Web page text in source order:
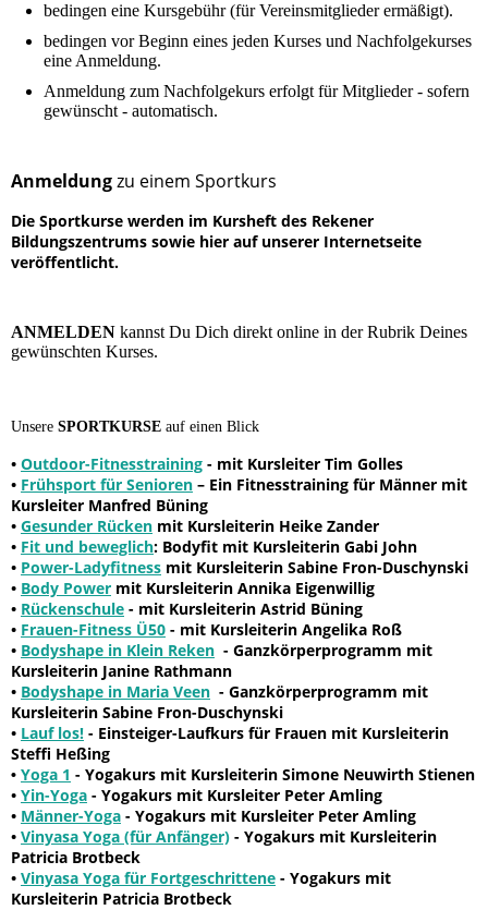
bedingen eine Kursgebühr (für Vereinsmitglieder ermäßigt).
bedingen vor Beginn eines jeden Kurses und Nachfolgekurses
eine Anmeldung.
Anmeldung zum Nachfolgekurs erfolgt für Mitglieder - sofern
gewünscht - automatisch.
Anmeldungzu einem Sportkurs
Die Sportkurse werden im Kursheft des Rekener
Bildungszentrums sowie hier auf unserer Internetseite
veröffentlicht.
ANMELDEN kannst Du Dich direkt online in der Rubrik Deines
gewünschten Kurses.
Unsere SPORTKURSE auf einen Blick
• Outdoor-Fitnesstraining - mit Kursleiter Tim Golles
• Frühsport für Senioren – Ein Fitnesstraining für Männer mit
Kursleiter Manfred Büning
• Gesunder Rücken mit Kursleiterin Heike Zander
• Fit und beweglich: Bodyfit mit Kursleiterin Gabi John
• Power-Ladyfitness mit Kursleiterin Sabine Fron-Duschynski
• Body Power mit Kursleiterin Annika Eigenwillig
• Rückenschule - mit Kursleiterin Astrid Büning
• Frauen-Fitness Ü50 - mit Kursleiterin Angelika Roß
• Bodyshape in Klein Reken - Ganzkörperprogramm mit
Kursleiterin Janine Rathmann
• Bodyshape in Maria Veen - Ganzkörperprogramm mit
Kursleiterin Sabine Fron-Duschynski
• Lauf los! - Einsteiger-Laufkurs für Frauen mit Kursleiterin
Steffi Heßing
• Yoga 1 - Yogakurs mit Kursleiterin Simone Neuwirth Stienen
• Yin-Yoga - Yogakurs mit Kursleiter Peter Amling
• Männer-Yoga - Yogakurs mit Kursleiter Peter Amling
• Vinyasa Yoga (für Anfänger) - Yogakurs mit Kursleiterin
Patricia Brotbeck
• Vinyasa Yoga für Fortgeschrittene - Yogakurs mit
Kursleiterin Patricia Brotbeck